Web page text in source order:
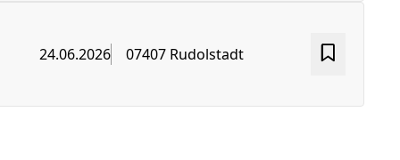
24.06.2026 07407 Rudolstadt